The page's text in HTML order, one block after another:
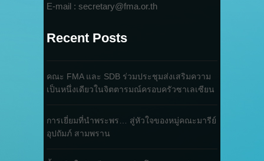
E-mail : secretary@fma.or.th
Recent Posts
คณะ FMA และ SDB ร่วมประชุมส่งเสริมความ
เป็นหนึ่งเดียวในจิตตารมณ์ครอบครัวซาเลเซียน
การเยี่ยมที่นำพระพร… สู่หัวใจของหมู่คณะมารีย์
อุปถัมภ์ สามพราน